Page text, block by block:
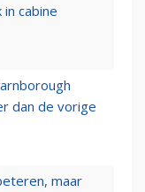
cabine
dan de vorige
maar